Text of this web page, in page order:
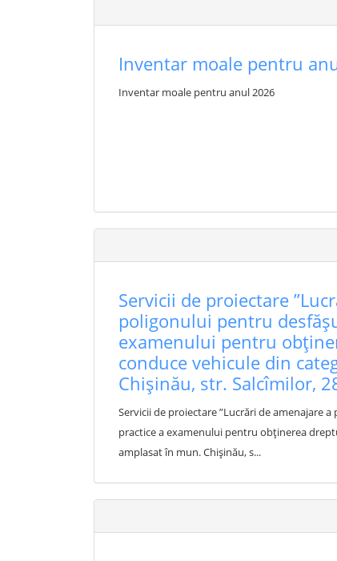
Inventar moale pentru
Inventar moale pentru anul 2026
Servicii de proiectare
poligonului pentru
examenului pentru
conduce vehicule din
Chișinău, str. Salcîmilor,
Servicii de proiectare ”Lucrări de amenajare
practice a examenului pentru obținerea
amplasat în mun. Chișinău, s...